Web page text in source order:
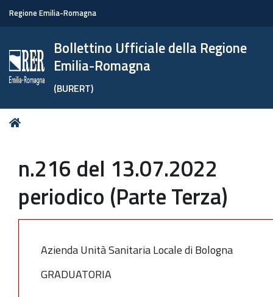
Regione Emilia-Romagna
Bollettino Ufficiale della Regione
Emilia-Romagna
(BURERT)
Tu
n.216 del 13.07.2022
periodico (Parte Terza)
Azienda Unità Sanitaria Locale di Bologna
GRADUATORIA